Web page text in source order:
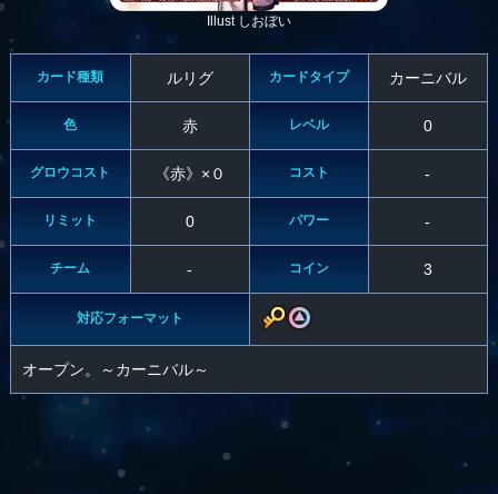
Illust しおぼい
カード種類 ルリグ カードタイプ カーニバル
色 赤 レベル 0
グロウコスト 《赤》×０ コスト -
リミット 0 パワー -
チーム - コイン 3
対応フォーマット
オープン。～カーニバル～